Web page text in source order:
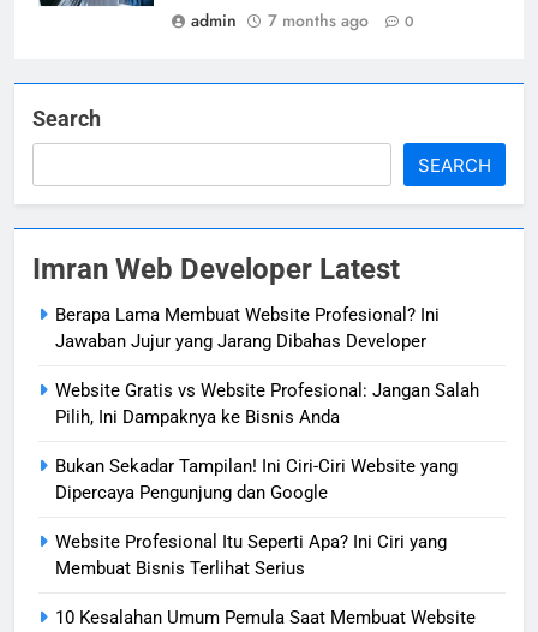
admin
7 months ago 0
Search
SEARCH
Imran Web Developer Latest
Berapa Lama Membuat Website Profesional? Ini
Jawaban Jujur yang Jarang Dibahas Developer
Website Gratis vs Website Profesional: Jangan Salah
Pilih, Ini Dampaknya ke Bisnis Anda
Bukan Sekadar Tampilan! Ini Ciri-Ciri Website yang
Dipercaya Pengunjung dan Google
Website Profesional Itu Seperti Apa? Ini Ciri yang
Membuat Bisnis Terlihat Serius
10 Kesalahan Umum Pemula Saat Membuat Website